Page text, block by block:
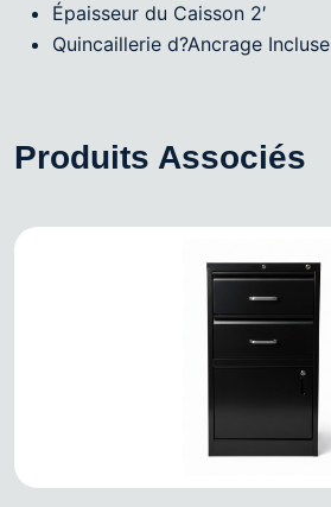
Épaisseur du Caisson 2′
Quincaillerie d?Ancrage Incluse
Produits Associés